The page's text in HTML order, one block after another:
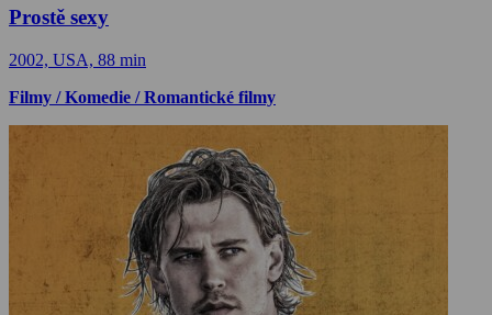
Prostě sexy
2002, USA, 88 min
Filmy / Komedie / Romantické filmy